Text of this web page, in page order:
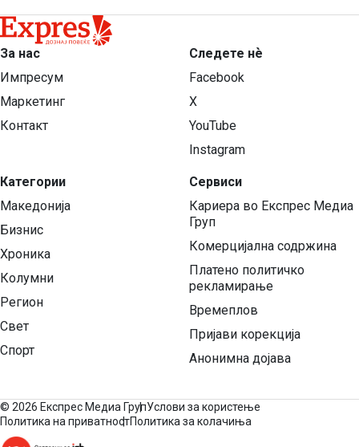
За нас
Импресум
Маркетинг
Контакт
Категории
Македонија
Бизнис
Хроника
Колумни
Регион
Свет
Спорт
Следете нѐ
Facebook
X
YouTube
Instagram
Сервиси
Кариера во Експрес Медиа
Груп
Комерцијална содржина
Платено политичко
рекламирање
Времеплов
Пријави корекција
Анонимна дојава
© 2026 Експрес Медиа ГрупУслови за користење
Политика на приватностПолитика за колачиња